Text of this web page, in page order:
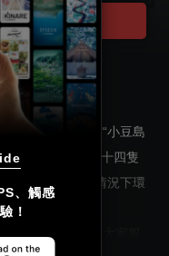
、觸感
！
”。
遊路線，景點有“小豆島
欖公園”以及“二十四隻
或想在不租車的情況下環
以為豪的導遊為大家服